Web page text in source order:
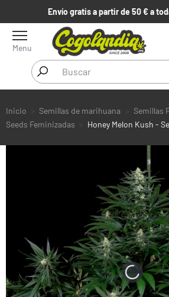
Envío gratis a partir de 50 € a
Menu
Inicio Semillas de marihuana Semillas
Seeds Feminizadas
Honey Melon Kush -